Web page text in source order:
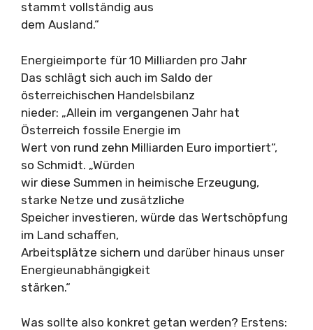
stammt vollständig aus
dem Ausland.“
Energieimporte für 10 Milliarden pro Jahr
Das schlägt sich auch im Saldo der
österreichischen Handelsbilanz
nieder: „Allein im vergangenen Jahr hat
Österreich fossile Energie im
Wert von rund zehn Milliarden Euro importiert“,
so Schmidt. „Würden
wir diese Summen in heimische Erzeugung,
starke Netze und zusätzliche
Speicher investieren, würde das Wertschöpfung
im Land schaffen,
Arbeitsplätze sichern und darüber hinaus unser
Energieunabhängigkeit
stärken.“
Was sollte also konkret getan werden? Erstens: